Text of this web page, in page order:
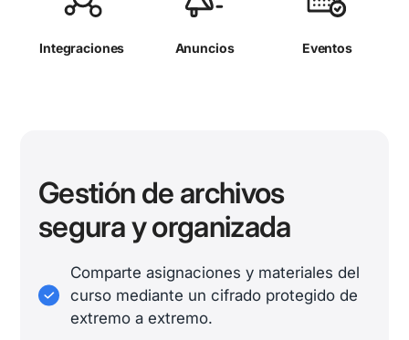
Integraciones Anuncios Eventos
Gestión de archivos
segura y organizada
Comparte asignaciones y materiales del
curso mediante un cifrado protegido de
extremo a extremo.